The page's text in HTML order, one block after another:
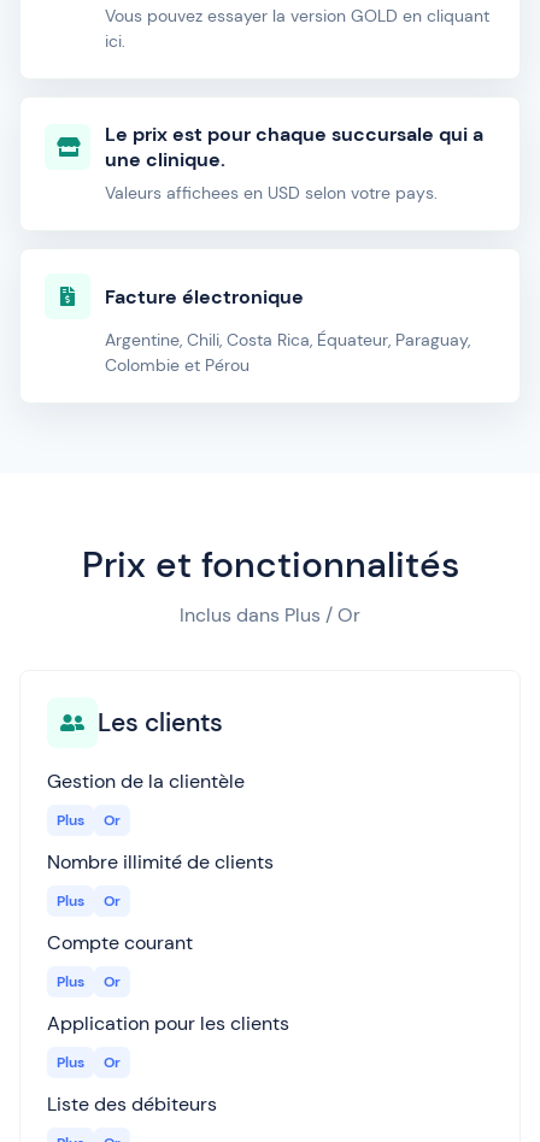
Vous pouvez essayer la version GOLD en cliquant
ici.
Le prix est pour chaque succursale qui a
une clinique.
Valeurs affichees en USD selon votre pays.
Facture électronique
Argentine, Chili, Costa Rica, Équateur, Paraguay,
Colombie et Pérou
Prix et fonctionnalités
Inclus dans Plus / Or
Les clients
Gestion de la clientèle
Plus Or
Nombre illimité de clients
Plus Or
Compte courant
Plus Or
Application pour les clients
Plus Or
Liste des débiteurs